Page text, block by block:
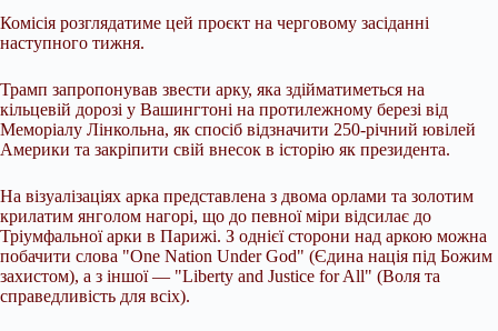
Комісія розглядатиме цей проєкт на черговому засіданні
наступного тижня.
Трамп запропонував звести арку, яка здійматиметься на
кільцевій дорозі у Вашингтоні на протилежному березі від
Меморіалу Лінкольна, як спосіб відзначити 250-річний ювілей
Америки та закріпити свій внесок в історію як президента.
На візуалізаціях арка представлена з двома орлами та золотим
крилатим янголом нагорі, що до певної міри відсилає до
Тріумфальної арки в Парижі. З однієї сторони над аркою можна
побачити слова "One Nation Under God" (Єдина нація під Божим
захистом), а з іншої — "Liberty and Justice for All" (Воля та
справедливість для всіх).